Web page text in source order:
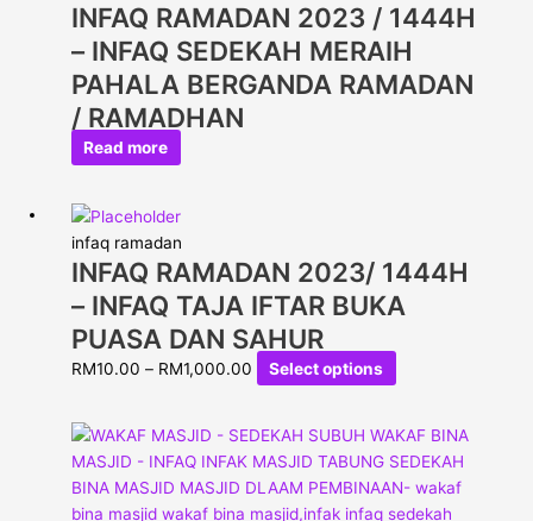
INFAQ RAMADAN 2023 / 1444H
– INFAQ SEDEKAH MERAIH
PAHALA BERGANDA RAMADAN
/ RAMADHAN
Read more
infaq ramadan
INFAQ RAMADAN 2023/ 1444H
– INFAQ TAJA IFTAR BUKA
PUASA DAN SAHUR
RM10.00 – RM1,000.00 Select options